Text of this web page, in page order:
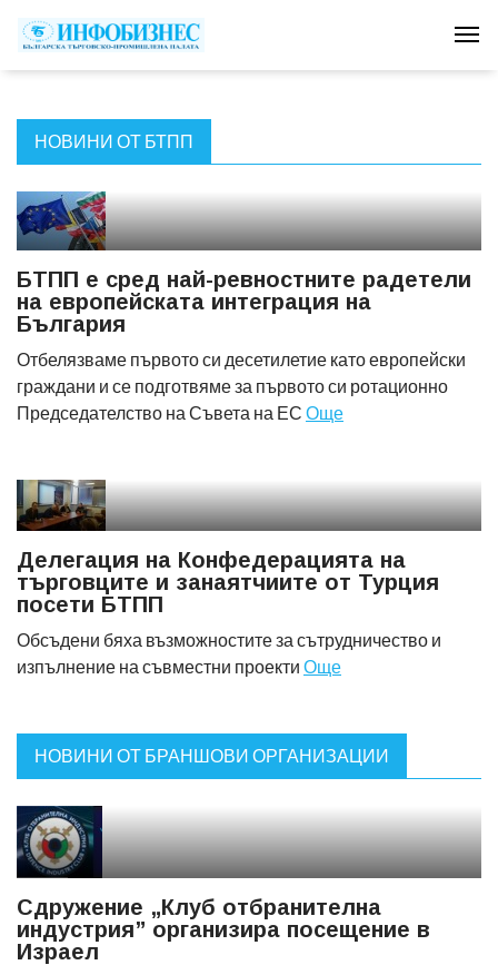
НОВИНИ ОТ БТПП
БТПП е сред най-ревностните радетели
на европейската интеграция на
България
Отбелязваме първото си десетилетие като европейски
граждани и се подготвяме за първото си ротационно
Председателство на Съвета на ЕС Още
Делегация на Конфедерацията на
търговците и занаятчиите от Турция
посети БТПП
Обсъдени бяха възможностите за сътрудничество и
изпълнение на съвместни проекти Още
НОВИНИ ОТ БРАНШОВИ ОРГАНИЗАЦИИ
Сдружение „Клуб отбранителна
индустрия” организира посещение в
Израел